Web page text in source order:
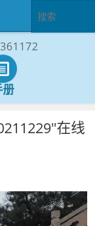
册
在线